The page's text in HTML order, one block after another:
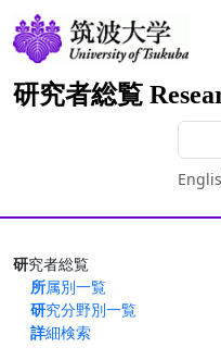
研究者総覧
研究者総覧
所属別一覧
研究分野別一覧
詳細検索